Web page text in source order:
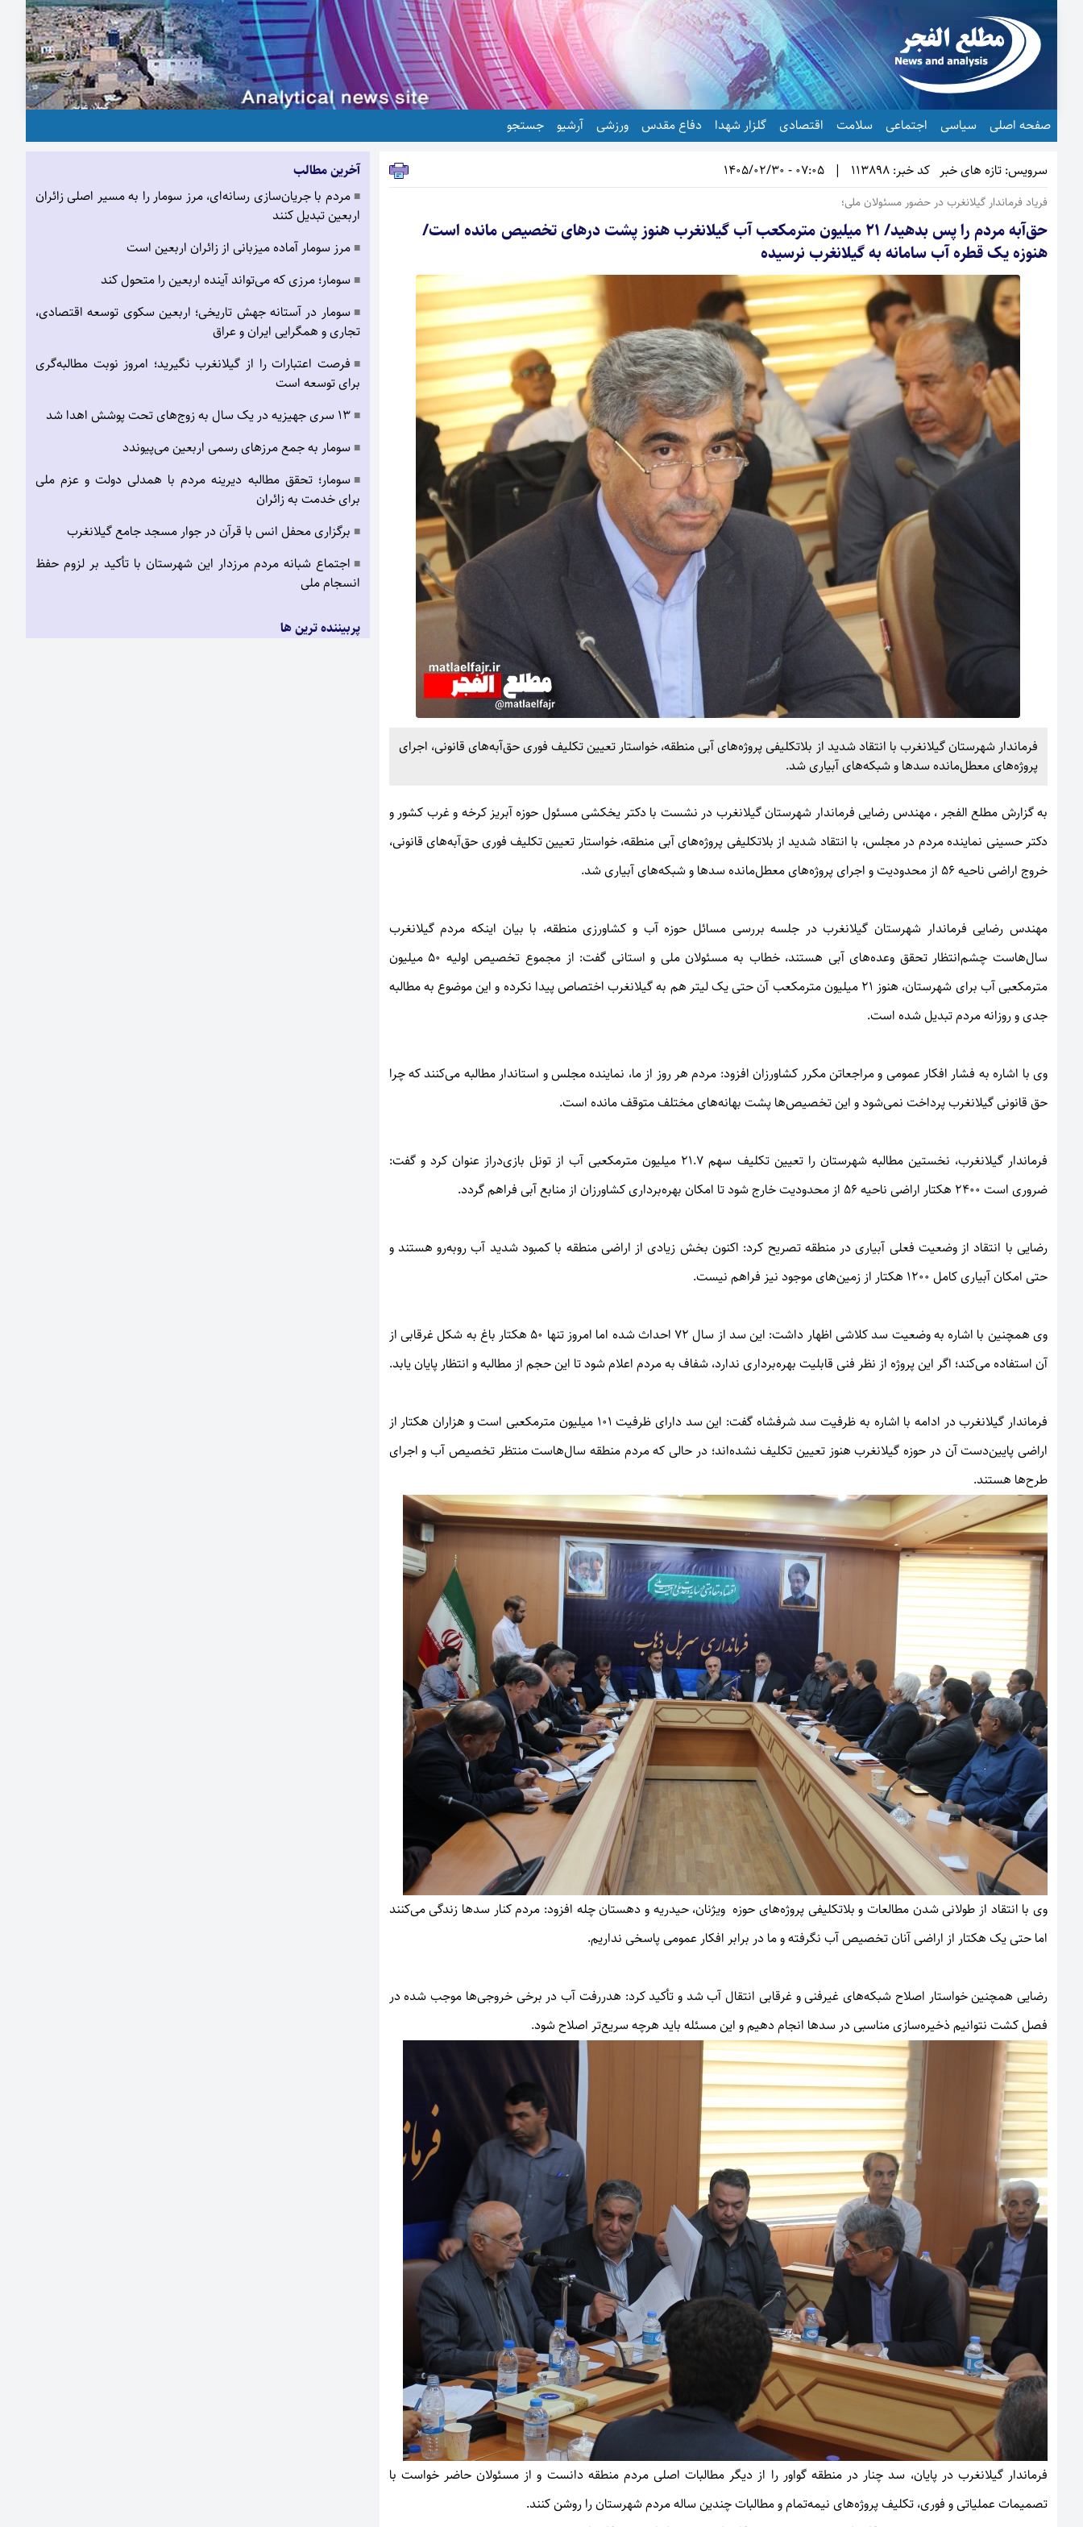
صفحه اصلی سیاسی اجتماعی سلامت اقتصادی گلزار شهدا دفاع مقدس ورزشی آرشیو جستجو
سرویس: تازه های خبر کد خبر: 113898 |
07:05 - 1405/02/30
فریاد فرماندار گیلانغرب در حضور مسئولان ملی؛
حق‌آبه مردم را پس بدهید/ ۲۱ میلیون مترمکعب آب گیلانغرب هنوز پشت درهای تخصیص مانده است/
هنوزه یک قطره آب سامانه به گیلانغرب نرسیده
فرماندار شهرستان گیلانغرب با انتقاد شدید از بلاتکلیفی پروژه‌های آبی منطقه، خواستار تعیین تکلیف فوری حق‌آبه‌های قانونی، اجرای
پروژه‌های معطل‌مانده سدها و شبکه‌های آبیاری شد.
به گزارش مطلع الفجر ، مهندس رضایی فرماندار شهرستان گیلانغرب در نشست با دکتر یخکشی مسئول حوزه آبریز کرخه و غرب کشور و
دکتر حسینی نماینده مردم در مجلس، با انتقاد شدید از بلاتکلیفی پروژه‌های آبی منطقه، خواستار تعیین تکلیف فوری حق‌آبه‌های قانونی،
خروج اراضی ناحیه ۵۶ از محدودیت و اجرای پروژه‌های معطل‌مانده سدها و شبکه‌های آبیاری شد.
مهندس رضایی فرماندار شهرستان گیلانغرب در جلسه بررسی مسائل حوزه آب و کشاورزی منطقه، با بیان اینکه مردم گیلانغرب
سال‌هاست چشم‌انتظار تحقق وعده‌های آبی هستند، خطاب به مسئولان ملی و استانی گفت: از مجموع تخصیص اولیه ۵۰ میلیون
مترمکعبی آب برای شهرستان، هنوز ۲۱ میلیون مترمکعب آن حتی یک لیتر هم به گیلانغرب اختصاص پیدا نکرده و این موضوع به مطالبه
جدی و روزانه مردم تبدیل شده است.
وی با اشاره به فشار افکار عمومی و مراجعاتن مکرر کشاورزان افزود: مردم هر روز از ما، نماینده مجلس و استاندار مطالبه می‌کنند که چرا
حق قانونی گیلانغرب پرداخت نمی‌شود و این تخصیص‌ها پشت بهانه‌های مختلف متوقف مانده است.
فرماندار گیلانغرب، نخستین مطالبه شهرستان را تعیین تکلیف سهم ۲۱.۷ میلیون مترمکعبی آب از تونل بازی‌دراز عنوان کرد و گفت:
ضروری است ۲۴۰۰ هکتار اراضی ناحیه ۵۶ از محدودیت خارج شود تا امکان بهره‌برداری کشاورزان از منابع آبی فراهم گردد.
رضایی با انتقاد از وضعیت فعلی آبیاری در منطقه تصریح کرد: اکنون بخش زیادی از اراضی منطقه با کمبود شدید آب روبه‌رو هستند و
حتی امکان آبیاری کامل ۱۲۰۰ هکتار از زمین‌های موجود نیز فراهم نیست.
وی همچنین با اشاره به وضعیت سد کلاشی اظهار داشت: این سد از سال ۷۲ احداث شده اما امروز تنها ۵۰ هکتار باغ به شکل غرقابی از
آن استفاده می‌کند؛ اگر این پروژه از نظر فنی قابلیت بهره‌برداری ندارد، شفاف به مردم اعلام شود تا این حجم از مطالبه و انتظار پایان یابد.
فرماندار گیلانغرب در ادامه با اشاره به ظرفیت سد شرفشاه گفت: این سد دارای ظرفیت ۱۰۱ میلیون مترمکعبی است و هزاران هکتار از
اراضی پایین‌دست آن در حوزه گیلانغرب هنوز تعیین تکلیف نشده‌اند؛ در حالی که مردم منطقه سال‌هاست منتظر تخصیص آب و اجرای
طرح‌ها هستند.
وی با انتقاد از طولانی شدن مطالعات و بلاتکلیفی پروژه‌های حوزه ویژنان، حیدریه و دهستان چله افزود: مردم کنار سدها زندگی می‌کنند
اما حتی یک هکتار از اراضی آنان تخصیص آب نگرفته و ما در برابر افکار عمومی پاسخی نداریم.
رضایی همچنین خواستار اصلاح شبکه‌های غیرفنی و غرقابی انتقال آب شد و تأکید کرد: هدررفت آب در برخی خروجی‌ها موجب شده در
فصل کشت نتوانیم ذخیره‌سازی مناسبی در سدها انجام دهیم و این مسئله باید هرچه سریع‌تر اصلاح شود.
فرماندار گیلانغرب در پایان، سد چنار در منطقه گواور را از دیگر مطالبات اصلی مردم منطقه دانست و از مسئولان حاضر خواست با
تصمیمات عملیاتی و فوری، تکلیف پروژه‌های نیمه‌تمام و مطالبات چندین ساله مردم شهرستان را روشن کنند.
آخرین مطالب
■ مردم با جریان‌سازی رسانه‌ای، مرز سومار را به مسیر اصلی زائران
اربعین تبدیل کنند
■ مرز سومار آماده میزبانی از زائران اربعین است
■ سومار؛ مرزی که می‌تواند آینده اربعین را متحول کند
■ سومار در آستانه جهش تاریخی؛ اربعین سکوی توسعه اقتصادی،
تجاری و همگرایی ایران و عراق
■ فرصت اعتبارات را از گیلانغرب نگیرید؛ امروز نوبت مطالبه‌گری
برای توسعه است
■ ۱۳ سری جهیزیه در یک سال به زوج‌های تحت پوشش اهدا شد
■ سومار به جمع مرزهای رسمی اربعین می‌پیوندد
■ سومار؛ تحقق مطالبه دیرینه مردم با همدلی دولت و عزم ملی
برای خدمت به زائران
■ برگزاری محفل انس با قرآن در جوار مسجد جامع گیلانغرب
■ اجتماع شبانه مردم مرزدار این شهرستان با تأکید بر لزوم حفظ
انسجام ملی
پربیننده ترین ها